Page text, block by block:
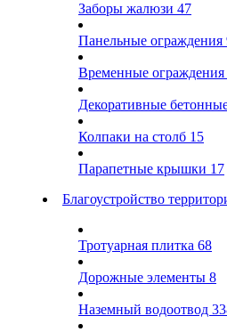
Заборы жалюзи 47
Панельные ограждения
Временные ограждения
Декоративные
Колпаки на столб 15
Парапетные крышки 17
Благоустройство
Тротуарная плитка 68
Дорожные элементы 8
Наземный водоотвод